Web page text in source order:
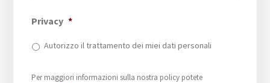
Privacy *
Autorizzo il trattamento dei miei dati personali
Per maggiori informazioni sulla nostra policy potete